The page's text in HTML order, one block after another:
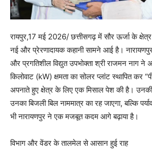
​रायपुर,17 मई 2026/ छत्तीसगढ़ में सौर ऊर्जा के
नई और प्रेरणादायक कहानी सामने आई है।
और प्रगतिशील विद्युत उपभोक्ता श्री राजमन नाग
किलोवाट (kW) क्षमता का सोलर प्लांट स्थापित कर
अपनाते हुए क्षेत्र के लिए एक मिसाल पेश की है।
उनका बिजली बिल नाममात्र का रह जाएगा, बल्कि
भी नारायणपुर ने एक मजबूत कदम आगे बढ़ाया है।
​विभाग और वेंडर के तालमेल से आसान हुई राह